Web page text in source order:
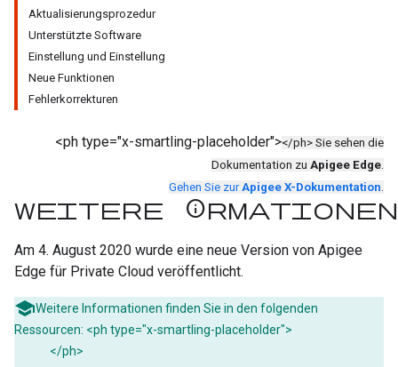
Aktualisierungsprozedur
Unterstützte Software
Einstellung und Einstellung
Neue Funktionen
Fehlerkorrekturen
<ph type="x-smartling-placeholder"></ph> Sie sehen die
Dokumentation zu Apigee Edge.
Gehen Sie zurApigee X-Dokumentation.
Weitere Informationen
Am 4. August 2020 wurde eine neue Version von Apigee
Edge für Private Cloud veröffentlicht.
Weitere Informationen finden Sie in den folgenden
Ressourcen: <ph type="x-smartling-placeholder">
</ph>